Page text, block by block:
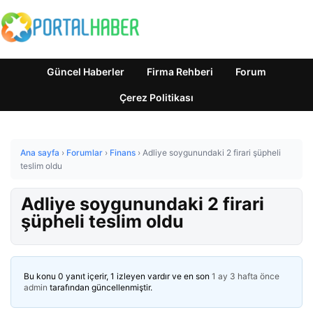
Güncel Haberler Firma Rehberi Forum
Çerez Politikası
Ana sayfa › Forumlar › Finans › Adliye soygunundaki 2 firari şüpheli
teslim oldu
Adliye soygunundaki 2 firari
şüpheli teslim oldu
Bu konu 0 yanıt içerir, 1 izleyen vardır ve en son 1 ay 3 hafta önce
admin tarafından güncellenmiştir.